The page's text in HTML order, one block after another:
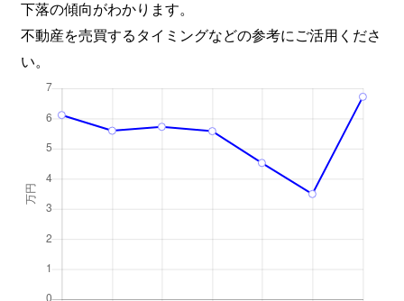
下落の傾向がわかります。
不動産を売買するタイミングなどの参考にご活用くださ
い。